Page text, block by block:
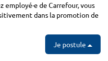
employé·e de Carrefour, vous
dans la promotion de
Je postule